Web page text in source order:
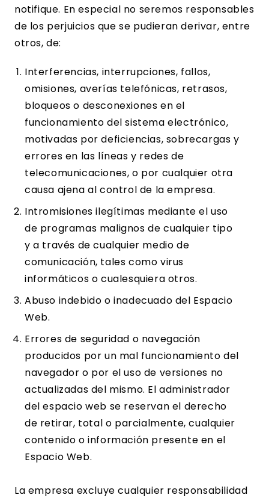
notifique. En especial no seremos responsables
de los perjuicios que se pudieran derivar, entre
otros, de:
Interferencias, interrupciones, fallos,
omisiones, averías telefónicas, retrasos,
bloqueos o desconexiones en el
funcionamiento del sistema electrónico,
motivadas por deficiencias, sobrecargas y
errores en las líneas y redes de
telecomunicaciones, o por cualquier otra
causa ajena al control de la empresa.
Intromisiones ilegítimas mediante el uso
de programas malignos de cualquier tipo
y a través de cualquier medio de
comunicación, tales como virus
informáticos o cualesquiera otros.
Abuso indebido o inadecuado del Espacio
Web.
Errores de seguridad o navegación
producidos por un mal funcionamiento del
navegador o por el uso de versiones no
actualizadas del mismo. El administrador
del espacio web se reservan el derecho
de retirar, total o parcialmente, cualquier
contenido o información presente en el
Espacio Web.
La empresa excluye cualquier responsabilidad